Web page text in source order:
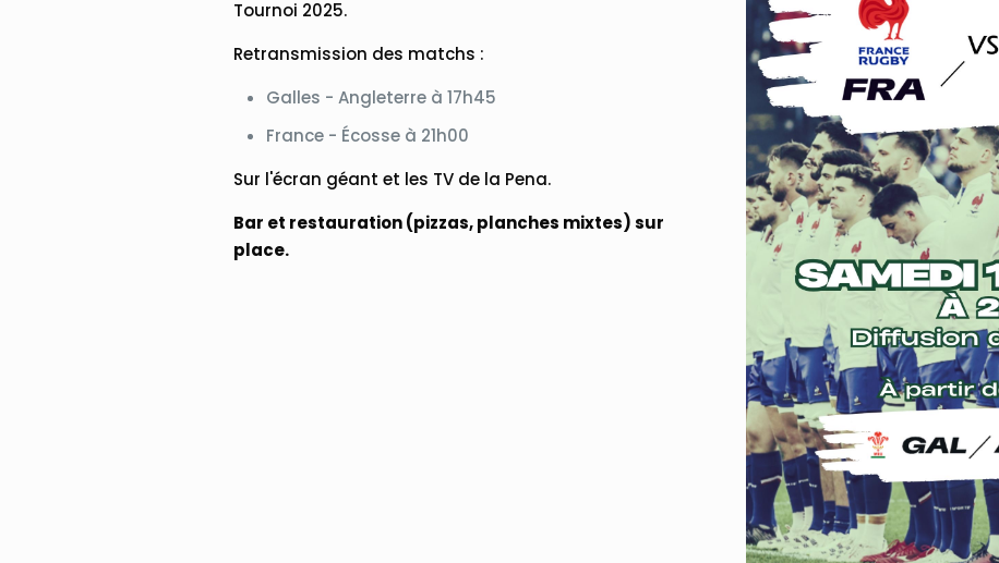
Tournoi 2025.
Retransmission des matchs :
Galles - Angleterre à 17h45
France - Écosse à 21h00
Sur l'écran géant et les TV de la Pena.
Bar et restauration (pizzas, planches mixtes) sur
place.